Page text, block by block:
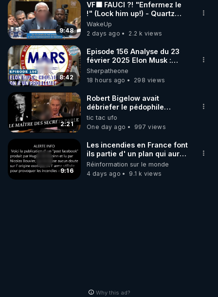
9:48
VF🟩 FAUCI ?! "Enfermez le
!" (Lock him up!) - Quartz
Traduction
WakeUp
2 days ago
2.2 k views
8:42
Episode 156 Analyse du 23
février 2025 Elon Musk :
Houston , on a un problème !
Sherpatheone
18 hours ago
298 views
2:21
Robert Bigelow avait
débriefer le pédophile
génocidaire de donald j
trump
tic tac ufo
One day ago
997 views
9:16
Les incendies en France font
ils partie d' un plan qui aurait
débuté le 11 septembre 2001
?
Réinformation sur le monde
4 days ago
9.1 k views
Why this ad?